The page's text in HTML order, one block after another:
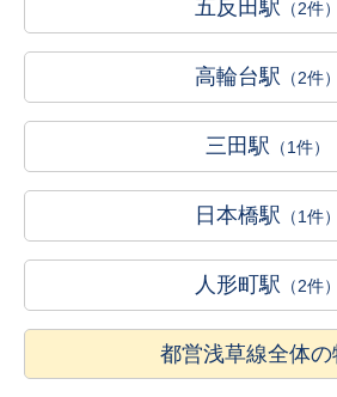
五反田駅 （2件）
高輪台駅 （2件）
三田駅 （1件）
日本橋駅 （1件）
人形町駅 （2件）
都営浅草線全体の